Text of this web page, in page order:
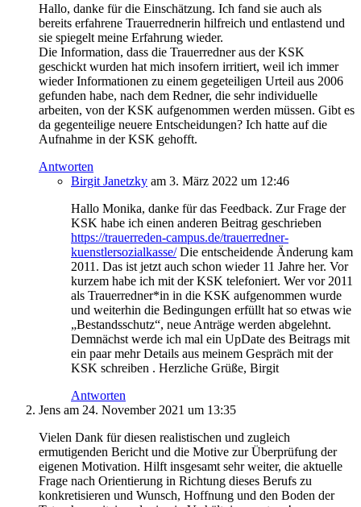
Hallo, danke für die Einschätzung. Ich fand sie auch als
bereits erfahrene Trauerrednerin hilfreich und entlastend und
sie spiegelt meine Erfahrung wieder.
Die Information, dass die Trauerredner aus der KSK
geschickt wurden hat mich insofern irritiert, weil ich immer
wieder Informationen zu einem gegeteiligen Urteil aus 2006
gefunden habe, nach dem Redner, die sehr individuelle
arbeiten, von der KSK aufgenommen werden müssen. Gibt es
da gegenteilige neuere Entscheidungen? Ich hatte auf die
Aufnahme in der KSK gehofft.
Antworten
Birgit Janetzky am 3. März 2022 um 12:46
Hallo Monika, danke für das Feedback. Zur Frage der
KSK habe ich einen anderen Beitrag geschrieben
https://trauerreden-campus.de/trauerredner-
kuenstlersozialkasse/Die entscheidende Änderung kam
2011. Das ist jetzt auch schon wieder 11 Jahre her. Vor
kurzem habe ich mit der KSK telefoniert. Wer vor 2011
als Trauerredner*in in die KSK aufgenommen wurde
und weiterhin die Bedingungen erfüllt hat so etwas wie
„Bestandsschutz“, neue Anträge werden abgelehnt.
Demnächst werde ich mal ein UpDate des Beitrags mit
ein paar mehr Details aus meinem Gespräch mit der
KSK schreiben . Herzliche Grüße, Birgit
Antworten
Jens am 24. November 2021 um 13:35
Vielen Dank für diesen realistischen und zugleich
ermutigenden Bericht und die Motive zur Überprüfung der
eigenen Motivation. Hilft insgesamt sehr weiter, die aktuelle
Frage nach Orientierung in Richtung dieses Berufs zu
konkretisieren und Wunsch, Hoffnung und den Boden der